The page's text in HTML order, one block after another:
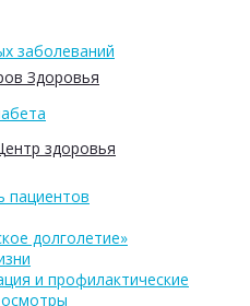
Здоровья
здоровья
заболеваний
пациентов
долголетие»
и профилактические